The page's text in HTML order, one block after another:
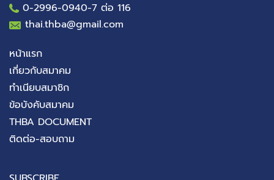
0-2996-0940-7 ต่อ 116
thai.thba@gmail.com
หน้าแรก
เกี่ยวกับสมาคม
ทำเนียบสมาชิก
ข้อบังคับสมาคม
THBA DOCUMENT
ติดต่อ-สอบถาม